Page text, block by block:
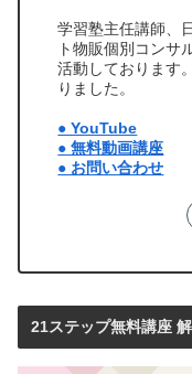
学習塾主任講師、
ト物販個別コンサ
活動しております
りました。
● YouTube
● 無料動画講座
● お問い合わせ
21ステップ無料講座